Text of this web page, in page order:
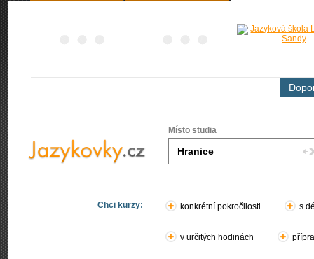
Místo studia
Chci kurzy: konkrétní pokročilosti s
v určitých hodinách